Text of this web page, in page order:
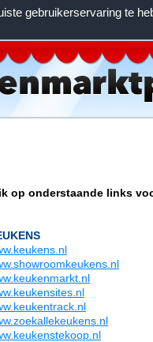
gebruikerservaring te
uur
op onderstaande links